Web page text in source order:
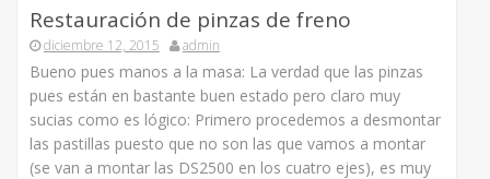
Restauración de pinzas de freno
diciembre 12, 2015 admin
Bueno pues manos a la masa: La verdad que las pinzas
pues están en bastante buen estado pero claro muy
sucias como es lógico: Primero procedemos a desmontar
las pastillas puesto que no son las que vamos a montar
(se van a montar las DS2500 en los cuatro ejes), es muy